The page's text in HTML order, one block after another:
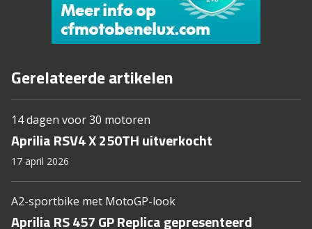
Gerelateerde artikelen
14 dagen voor 30 motoren
Aprilia RSV4 X 250TH uitverkocht
17 april 2026
A2-sportbike met MotoGP-look
Aprilia RS 457 GP Replica gepresenteerd